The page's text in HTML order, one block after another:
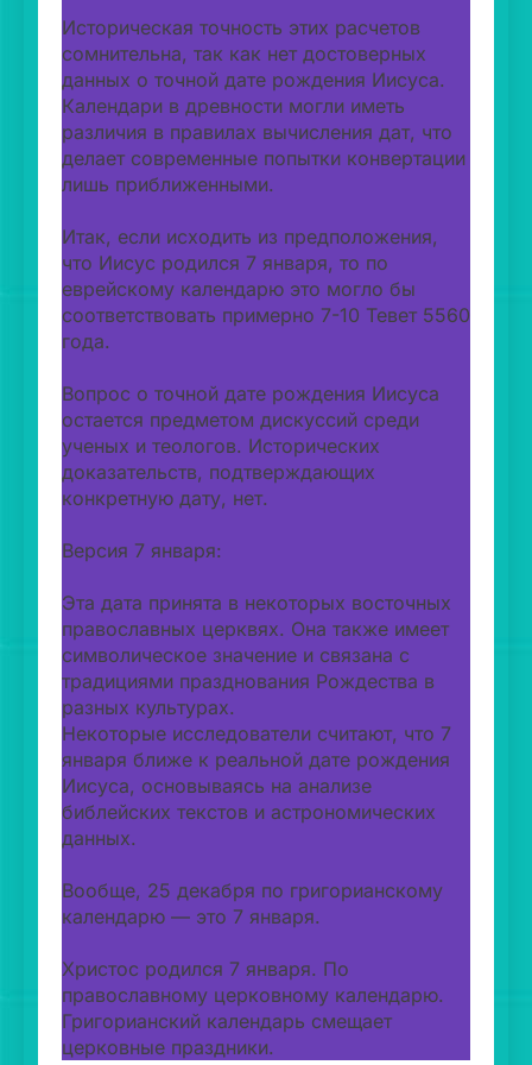
Историческая точность этих расчетов
сомнительна, так как нет достоверных
данных о точной дате рождения Иисуса.
Календари в древности могли иметь
различия в правилах вычисления дат, что
делает современные попытки конвертации
лишь приближенными.
Итак, если исходить из предположения,
что Иисус родился 7 января, то по
еврейскому календарю это могло бы
соответствовать примерно 7-10 Тевет 5560
года.
Вопрос о точной дате рождения Иисуса
остается предметом дискуссий среди
ученых и теологов. Исторических
доказательств, подтверждающих
конкретную дату, нет.
Версия 7 января:
Эта дата принята в некоторых восточных
православных церквях. Она также имеет
символическое значение и связана с
традициями празднования Рождества в
разных культурах.
Некоторые исследователи считают, что 7
января ближе к реальной дате рождения
Иисуса, основываясь на анализе
библейских текстов и астрономических
данных.
Вообще, 25 декабря по григорианскому
календарю — это 7 января.
Христос родился 7 января. По
православному церковному календарю.
Григорианский календарь смещает
церковные праздники.